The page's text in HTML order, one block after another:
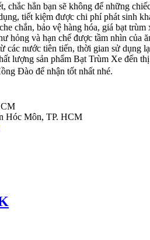
chắc hẳn bạn sẽ không để những
tiết kiệm được chi phí phát sinh
chắn, bảo vệ hàng hóa, giá bạt
hỏng và hạn chế được tầm nhìn của
các nước tiên tiến, thời gian sử
lượng sản phẩm Bạt Trùm Xe đến
Đào để nhận tốt nhất nhé.
Hóc Môn, TP. HCM